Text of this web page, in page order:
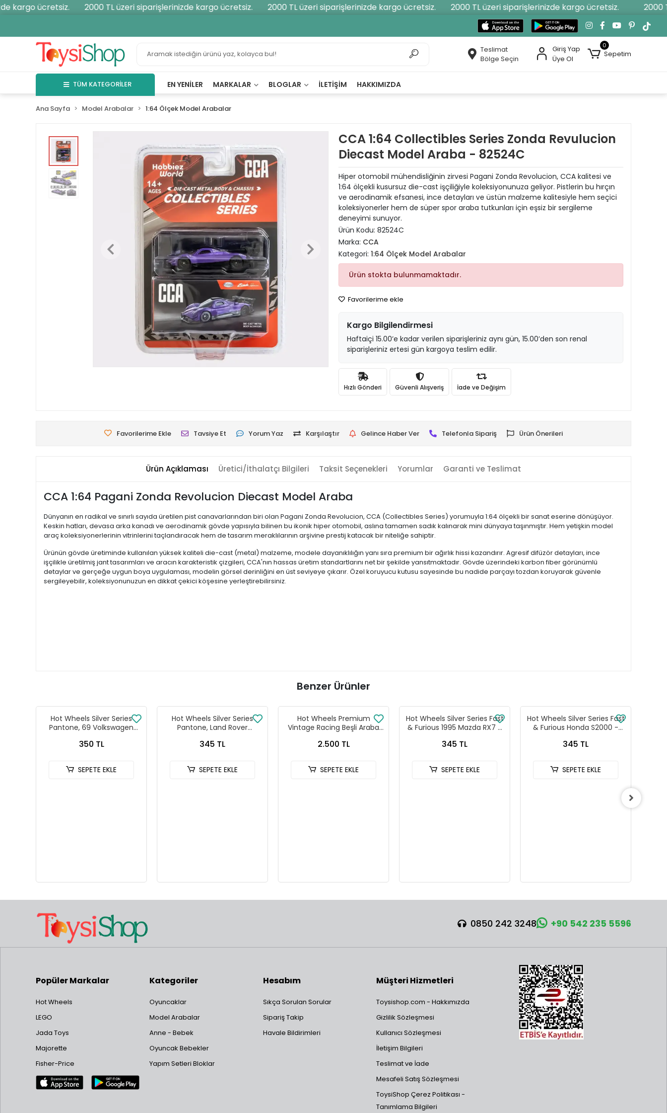
kargo ücretsiz. 2000 TL üzeri siparişlerinizde kargo ücretsiz. 2000 TL üzeri siparişlerinizde kargo ücretsiz. 2000 TL üzeri siparişlerinizde kargo ücretsiz. 2000
Teslimat
Bölge Seçin
Giriş Yap
Üye Ol
0
Sepetim
TÜM KATEGORİLER EN YENILER MARKALAR BLOGLAR İLETIŞIM HAKKIMIZDA
Ana Sayfa Model Arabalar 1:64 Ölçek Model Arabalar
CCA 1:64 Collectibles Series Zonda Revulucion
Diecast Model Araba - 82524C
Hiper otomobil mühendisliğinin zirvesi Pagani Zonda Revolucion, CCA kalitesi ve
1:64 ölçekli kusursuz die-cast işçiliğiyle koleksiyonunuza geliyor. Pistlerin bu hırçın
ve aerodinamik efsanesi, ince detayları ve üstün malzeme kalitesiyle hem seçici
koleksiyonerler hem de süper spor araba tutkunları için eşsiz bir sergileme
deneyimi sunuyor.
Ürün Kodu: 82524C
Marka: CCA
Kategori: 1:64 Ölçek Model Arabalar
Ürün stokta bulunmamaktadır.
Favorilerime ekle
Kargo Bilgilendirmesi
Haftaiçi 15.00’e kadar verilen siparişleriniz aynı gün, 15.00’den son renal
siparişleriniz ertesi gün kargoya teslim edilir.
Hızlı Gönderi Güvenli Alışveriş İade ve Değişim
Favorilerime Ekle Tavsiye Et Yorum Yaz Karşılaştır Gelince Haber Ver Telefonla Sipariş Ürün Önerileri
Ürün Açıklaması Üretici/İthalatçı Bilgileri Taksit Seçenekleri Yorumlar Garanti ve Teslimat
CCA 1:64 Pagani Zonda Revolucion Diecast Model Araba
Dünyanın en radikal ve sınırlı sayıda üretilen pist canavarlarından biri olan Pagani Zonda Revolucion, CCA (Collectibles Series) yorumuyla 1:64 ölçekli bir sanat eserine dönüşüyor.
Keskin hatları, devasa arka kanadı ve aerodinamik gövde yapısıyla bilinen bu ikonik hiper otomobil, aslına tamamen sadık kalınarak mini dünyaya taşınmıştır. Hem yetişkin model
araç koleksiyonerlerinin vitrinlerini taçlandıracak hem de tasarım meraklılarının arşivine prestij katacak bir niteliğe sahiptir.
Ürünün gövde üretiminde kullanılan yüksek kaliteli die-cast (metal) malzeme, modele dayanıklılığın yanı sıra premium bir ağırlık hissi kazandırır. Agresif difüzör detayları, ince
işçilikle üretilmiş jant tasarımları ve aracın karakteristik çizgileri, CCA'nın hassas üretim standartlarını net bir şekilde yansıtmaktadır. Gövde üzerindeki karbon fiber görünümlü
detaylar ve gerçeğe uygun boya uygulaması, modelin görsel derinliğini en üst seviyeye çıkarır. Özel koruyucu kutusu sayesinde bu nadide parçayı tozdan koruyarak güvenle
sergileyebilir, koleksiyonunuzun en dikkat çekici köşesine yerleştirebilirsiniz.
Benzer Ürünler
Hot Wheels Silver Series
Pantone, 69 Volkswagen
350 TL
SEPETE EKLE
Hot Wheels Silver Series
Pantone, Land Rover
345 TL
SEPETE EKLE
Hot Wheels Premium
Vintage Racing Beşli Araba
2.500 TL
SEPETE EKLE
Hot Wheels Silver Series Fast
& Furious 1995 Mazda RX7 -
345 TL
SEPETE EKLE
Hot Wheels Silver Series Fast
& Furious Honda S2000 -
345 TL
SEPETE EKLE
0850 242 3248 +90 542 235 5596
Popüler Markalar
Hot Wheels
LEGO
Jada Toys
Majorette
Fisher-Price
Kategoriler
Oyuncaklar
Model Arabalar
Anne - Bebek
Oyuncak Bebekler
Yapım Setleri Bloklar
Hesabım
Sıkça Sorulan Sorular
Sipariş Takip
Havale Bildirimleri
Müşteri Hizmetleri
Toysishop.com - Hakkımızda
Gizlilik Sözleşmesi
Kullanıcı Sözleşmesi
İletişim Bilgileri
Teslimat ve İade
Mesafeli Satış Sözleşmesi
ToysiShop Çerez Politikası -
Tanımlama Bilgileri